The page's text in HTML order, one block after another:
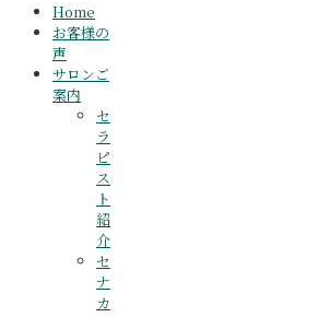
Home
お客様の
声
サロンご
案内
セ
ラ
ピ
ス
ト
紹
介
セ
ナ
カ